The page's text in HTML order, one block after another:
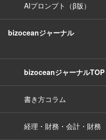
AIプロンプト（β版）
bizoceanジャーナル
bizoceanジャーナルTOP
書き方コラム
経理・財務・会計・財務